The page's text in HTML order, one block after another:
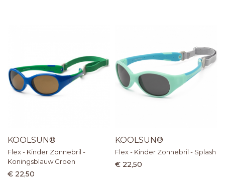
KOOLSUN®
Flex - Kinder Zonnebril -
Koningsblauw Groen
€ 22,50
KOOLSUN®
Flex - Kinder Zonnebril - Splash
€ 22,50